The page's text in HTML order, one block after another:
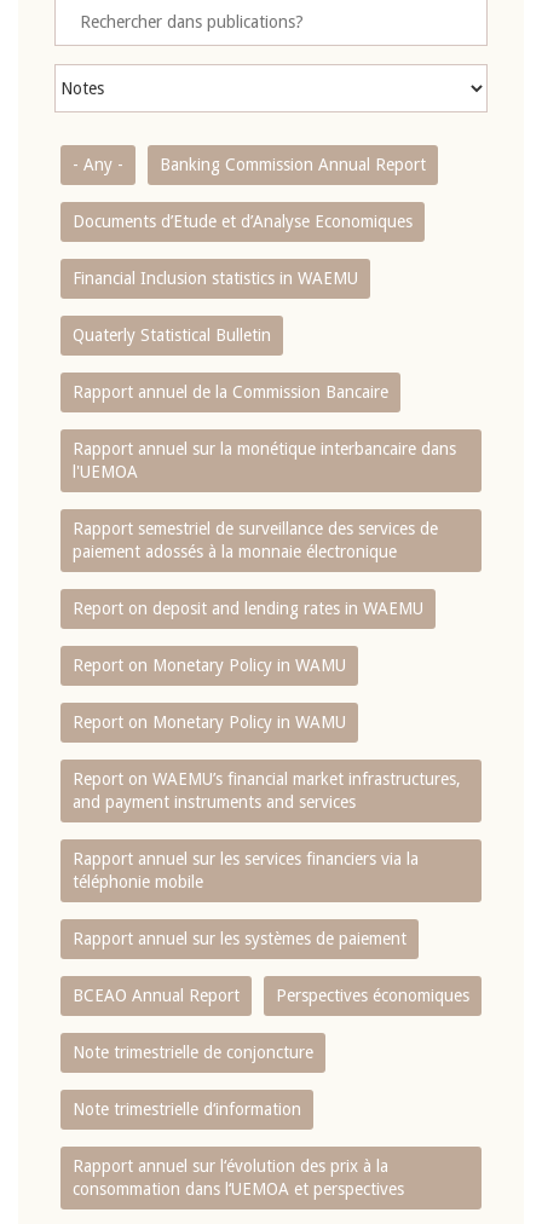
- Any - Banking Commission Annual Report
Documents d’Etude et d’Analyse Economiques
Financial Inclusion statistics in WAEMU
Quaterly Statistical Bulletin
Rapport annuel de la Commission Bancaire
Rapport annuel sur la monétique interbancaire dans
l'UEMOA
Rapport semestriel de surveillance des services de
paiement adossés à la monnaie électronique
Report on deposit and lending rates in WAEMU
Report on Monetary Policy in WAMU
Report on Monetary Policy in WAMU
Report on WAEMU’s financial market infrastructures,
and payment instruments and services
Rapport annuel sur les services financiers via la
téléphonie mobile
Rapport annuel sur les systèmes de paiement
BCEAO Annual Report Perspectives économiques
Note trimestrielle de conjoncture
Note trimestrielle d‘information
Rapport annuel sur l‘évolution des prix à la
consommation dans l‘UEMOA et perspectives